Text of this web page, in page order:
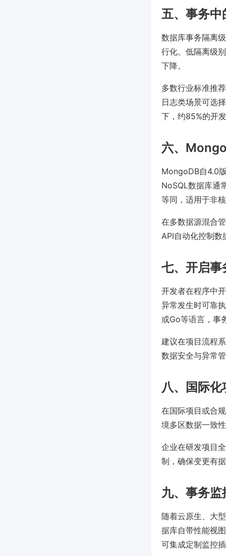
五、事务中
数据库事务隔离
行化。低隔离级
下降。
多数行业标准推
日志类场景可选
下，约85%的开
六、
MongoDB自4.0
NoSQL数据库通
等同，适用于非
在多数据源混合
API自动化控制数
七、开启事
开发者在程序中
异常发生时可靠
或Go等语言，事
建议在项目流程
数据安全与异常
八、国际
在国际项目或合
境多区数据一致
企业在研发项目
制，确保变更有
九、事务
随着云原生、大
据库自带性能视
可集成定制监控